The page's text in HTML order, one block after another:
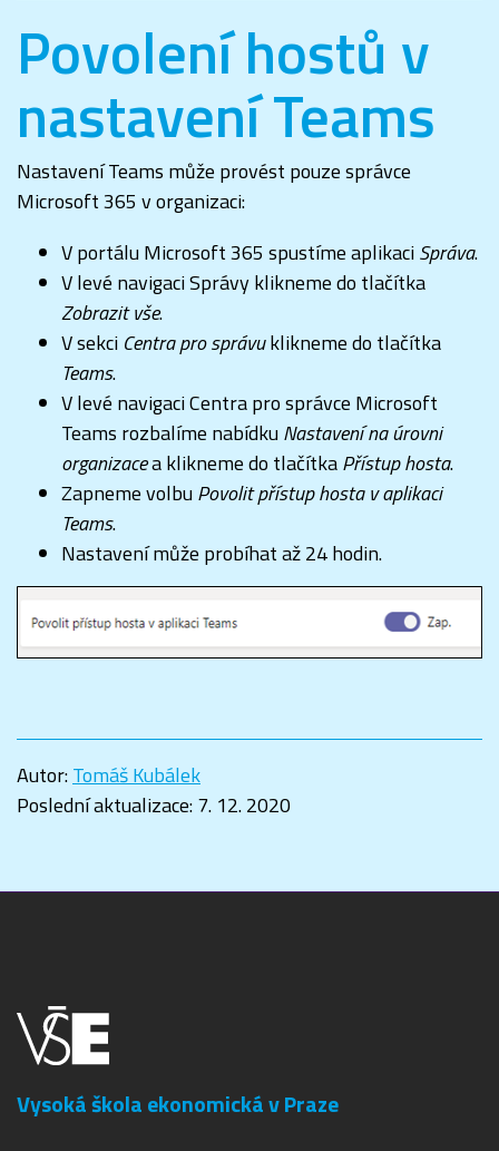
Povolení hostů v
nastavení Teams
Nastavení Teams může provést pouze správce
Microsoft 365 v organizaci:
V portálu Microsoft 365 spustíme aplikaciSpráva.
V levé navigaci Správy klikneme do tlačítka
Zobrazit vše.
V sekci Centra pro správuklikneme do tlačítka
Teams.
V levé navigaci Centra pro správce Microsoft
Teams rozbalíme nabídkuNastavení na úrovni
organizacea klikneme do tlačítkaPřístuphosta.
Zapneme volbuPovolit přístup hosta v aplikaci
Teams.
Nastavení může probíhat až 24 hodin.
Autor:Tomáš Kubálek
Poslední aktualizace:7. 12. 2020
Vysoká škola ekonomická v Praze